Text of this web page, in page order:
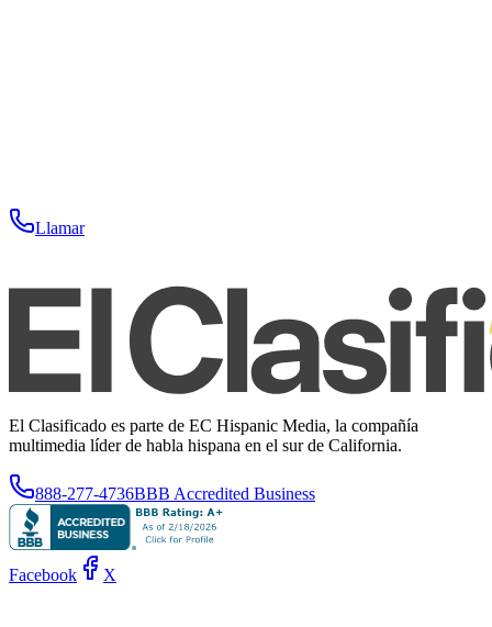
Llamar
El Clasificado es parte de EC Hispanic Media, la compañía
multimedia líder de habla hispana en el sur de California.
888-277-4736BBB Accredited Business
Facebook X